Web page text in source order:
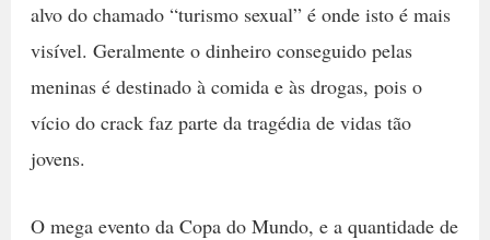
alvo do chamado “turismo sexual” é onde isto é mais
visível. Geralmente o dinheiro conseguido pelas
meninas é destinado à comida e às drogas, pois o
vício do crack faz parte da tragédia de vidas tão
jovens.
O mega evento da Copa do Mundo, e a quantidade de